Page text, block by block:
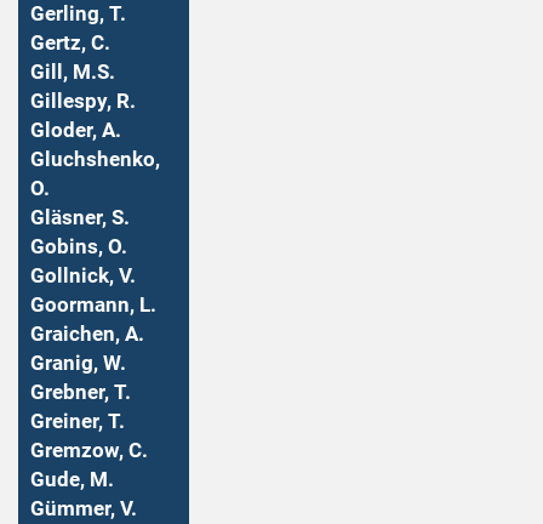
Gerling, T.
Gertz, C.
Gill, M.S.
Gillespy, R.
Gloder, A.
Gluchshenko,
O.
Gläsner, S.
Gobins, O.
Gollnick, V.
Goormann, L.
Graichen, A.
Granig, W.
Grebner, T.
Greiner, T.
Gremzow, C.
Gude, M.
Gümmer, V.